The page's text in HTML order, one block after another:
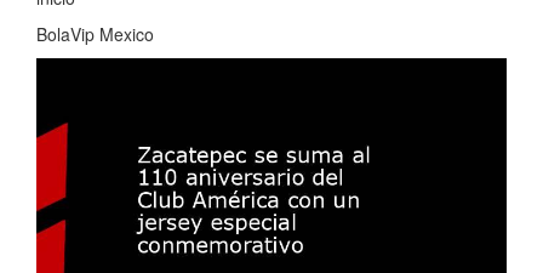
BolaVip Mexico